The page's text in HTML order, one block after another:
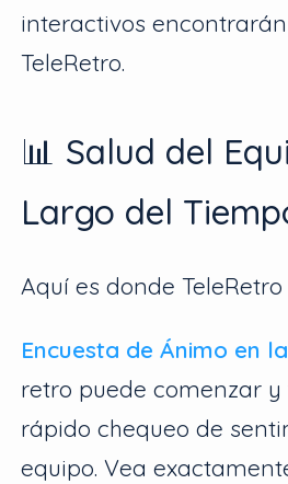
interactivos
TeleRetro.
📊 Salud del
Largo del
Aquí es donde
Encuesta de Ánimo en
retro puede comenzar
rápido chequeo de
equipo. Vea